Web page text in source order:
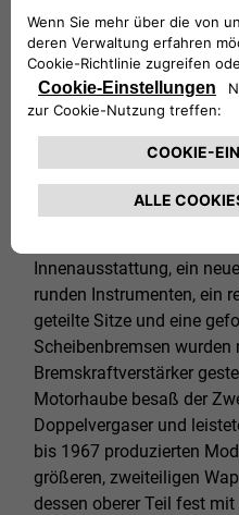
Goldplakette
1965 wurde die erste
dem kurzlebigen
Auf dem Genfer
Giulia 1600 Super, die die
flankiert: Das Fahrzeug
gestaltet, verfügte über
Innenausstattung, ein
runden Instrumenten, ein
geteilte Sitze und eine
Scheibenbremsen wurden
Bremskraftverstärker
Motorhaube besaß der
Doppelvergaser und
bis 1967 produzierten
größeren, zweiteiligen
dessen oberer Teil fest